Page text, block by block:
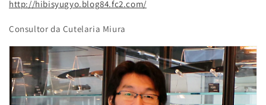
http://hibisyugyo.blog84.fc2.com/
Consultor da Cutelaria Miura